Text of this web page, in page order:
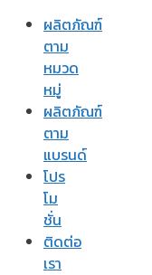
ผลิตภัณฑ์
ตาม
หมวด
หมู่
ผลิตภัณฑ์
ตาม
แบรนด์
โปร
โม
ชั่น
ติดต่อ
เรา